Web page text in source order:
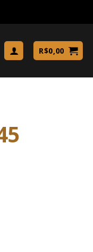
R$0,00